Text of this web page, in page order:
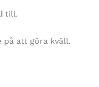
till.
att göra kväll.